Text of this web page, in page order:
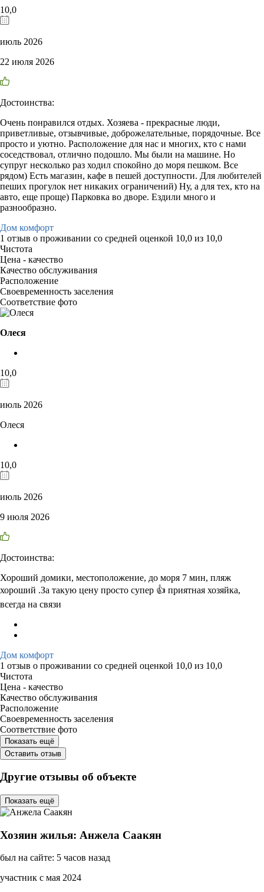
10,0
июль 2026
22 июля 2026
Достоинства:
Очень понравился отдых. Хозяева - прекрасные люди,
приветливые, отзывчивые, доброжелательные, порядочные. Все
просто и уютно. Расположение для нас и многих, кто с нами
соседствовал, отлично подошло. Мы были на машине. Но
супруг несколько раз ходил спокойно до моря пешком. Все
рядом) Есть магазин, кафе в пешей доступности. Для любителей
пеших прогулок нет никаких ограничений) Ну, а для тех, кто на
авто, еще проще) Парковка во дворе. Ездили много и
разнообразно.
Дом комфорт
1 отзыв о проживании со средней оценкой 10,0 из 10,0
Чистота
Цена - качество
Качество обслуживания
Расположение
Своевременность заселения
Соответствие фото
Олеся
10,0
июль 2026
Олеся
10,0
июль 2026
9 июля 2026
Достоинства:
Хороший домики, местоположение, до моря 7 мин, пляж
хороший .За такую цену просто супер 👍 приятная хозяйка,
всегда на связи
Дом комфорт
1 отзыв о проживании со средней оценкой 10,0 из 10,0
Чистота
Цена - качество
Качество обслуживания
Расположение
Своевременность заселения
Соответствие фото
Показать ещё
Оставить отзыв
Другие отзывы об объекте
Показать ещё
Хозяин жилья: Анжела Саакян
был на сайте: 5 часов назад
участник с мая 2024